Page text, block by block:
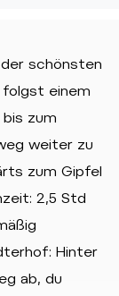
schönsten
folgst einem
zum
weiter zu
zum Gipfel
2,5 Std
Hinter
ab, du